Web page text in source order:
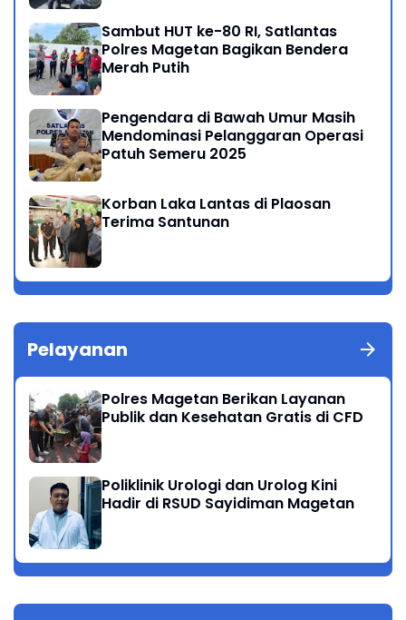
Sambut HUT ke-80 RI, Satlantas
Polres Magetan Bagikan Bendera
Merah Putih
Pengendara di Bawah Umur Masih
Mendominasi Pelanggaran Operasi
Patuh Semeru 2025
Korban Laka Lantas di Plaosan
Terima Santunan
Pelayanan
Polres Magetan Berikan Layanan
Publik dan Kesehatan Gratis di CFD
Poliklinik Urologi dan Urolog Kini
Hadir di RSUD Sayidiman Magetan